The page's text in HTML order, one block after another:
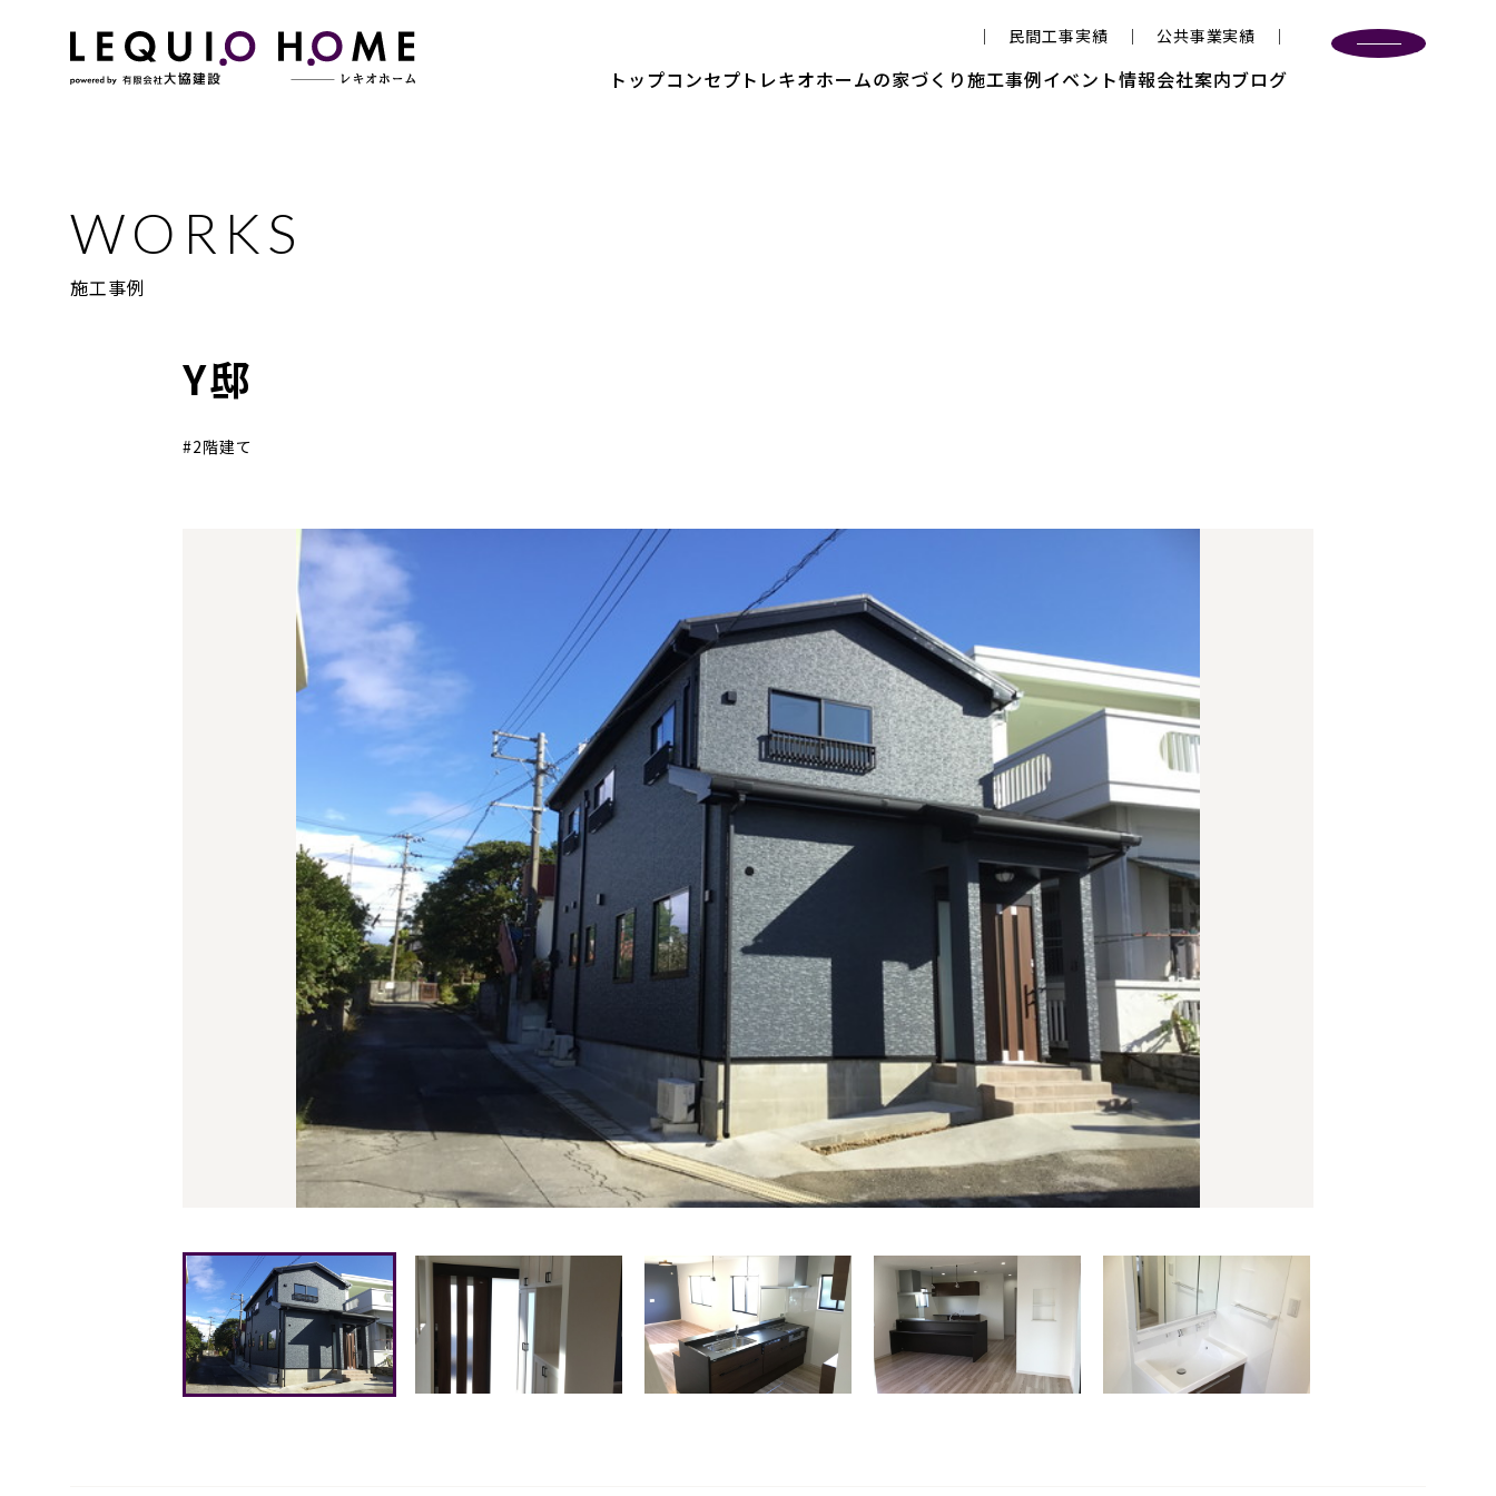
トップコンセプト レキオホームの家づくり施工事例イベント情報会社案内ブログ
民間工事実績 公共事業実績
施工事例
Y邸
2階建て